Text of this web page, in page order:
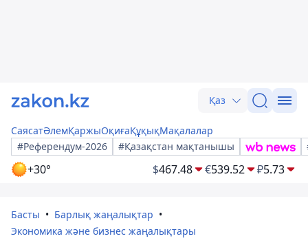
Қаз
СаясатӘлемҚаржыОқиғаҚұқықМақалалар
#Референдум-2026
#Қазақстан мақтанышы
+30° $467.48 €539.52 ₽5.73
Басты
Барлық жаңалықтар
Экономика және бизнес жаңалықтары